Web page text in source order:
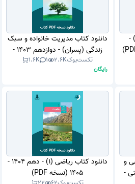
دانلود کتاب کار انگلیسی (3) -
دانلود کتاب مدیریت خانواده و سبک
زندگی (پسران) - دوازدهم 1403 -
1404 (نسخه PDF)
تکست‌بوک2.6K
1
1.6K
رایگان
و
-
دانلود کتاب ریاضی (1) - دهم 1404 -
1405 (نسخه PDF)